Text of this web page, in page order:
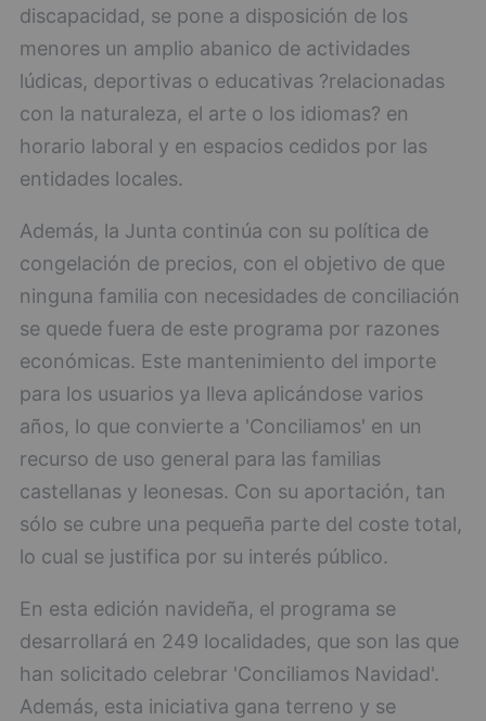
discapacidad, se pone a disposición de los
menores un amplio abanico de actividades
lúdicas, deportivas o educativas ?relacionadas
con la naturaleza, el arte o los idiomas? en
horario laboral y en espacios cedidos por las
entidades locales.
Además, la Junta continúa con su política de
congelación de precios, con el objetivo de que
ninguna familia con necesidades de conciliación
se quede fuera de este programa por razones
económicas. Este mantenimiento del importe
para los usuarios ya lleva aplicándose varios
años, lo que convierte a 'Conciliamos' en un
recurso de uso general para las familias
castellanas y leonesas. Con su aportación, tan
sólo se cubre una pequeña parte del coste total,
lo cual se justifica por su interés público.
En esta edición navideña, el programa se
desarrollará en 249 localidades, que son las que
han solicitado celebrar 'Conciliamos Navidad'.
Además, esta iniciativa gana terreno y se